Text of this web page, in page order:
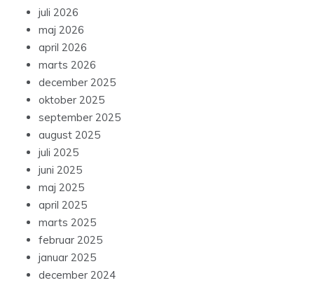
juli 2026
maj 2026
april 2026
marts 2026
december 2025
oktober 2025
september 2025
august 2025
juli 2025
juni 2025
maj 2025
april 2025
marts 2025
februar 2025
januar 2025
december 2024